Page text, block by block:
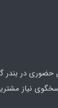
در بندر
نیاز